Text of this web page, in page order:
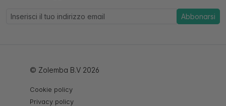
Abbonarsi
© Zolemba B.V 2026
Cookie policy
Privacy policy